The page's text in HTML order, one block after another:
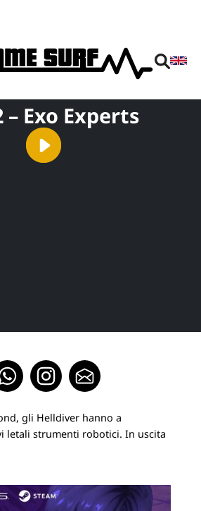
Exo Experts
gli Helldiver hanno a
letali strumenti robotici. In uscita